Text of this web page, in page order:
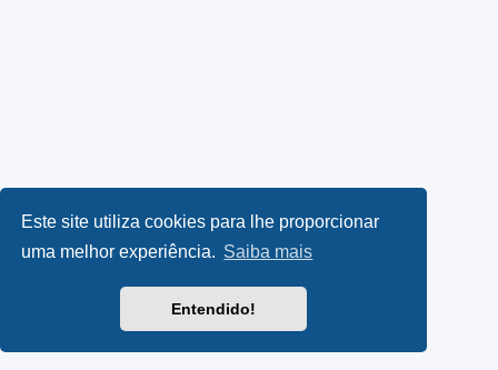
Este site utiliza cookies para lhe proporcionar
uma melhor experiência. Saiba mais
Entendido!